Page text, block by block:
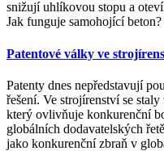
snižují uhlíkovou stopu a
Jak funguje samohojící
Patentové války ve
Patenty dnes nepředstavují
řešení. Ve strojírenství se
který ovlivňuje konkurenční
globálních dodavatelských
jako konkurenční zbraň v